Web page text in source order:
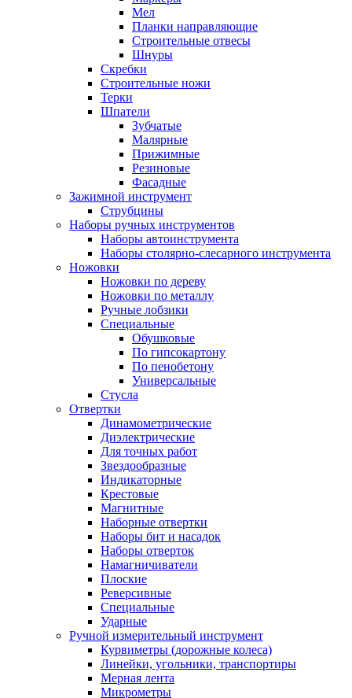
Мел
Планки направляющие
Строительные отвесы
Шнуры
Скребки
Строительные ножи
Терки
Шпатели
Зубчатые
Малярные
Прижимные
Резиновые
Фасадные
Зажимной инструмент
Струбцины
Наборы ручных инструментов
Наборы автоинструмента
Наборы столярно-слесарного инструмента
Ножовки
Ножовки по дереву
Ножовки по металлу
Ручные лобзики
Специальные
Обушковые
По гипсокартону
По пенобетону
Универсальные
Стусла
Отвертки
Динамометрические
Диэлектрические
Для точных работ
Звездообразные
Индикаторные
Крестовые
Магнитные
Наборные отвертки
Наборы бит и насадок
Наборы отверток
Намагничиватели
Плоские
Реверсивные
Специальные
Ударные
Ручной измерительный инструмент
Курвиметры (дорожные колеса)
Линейки, угольники, транспортиры
Мерная лента
Микрометры